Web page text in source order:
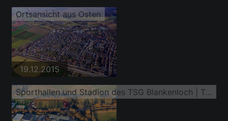
Ortsansicht aus Osten
19.12.2015
Sporthallen und Stadion des TSG Blankenloch | Turn- und Sportgemeinschaft am Schulzentrum Blankenloch, Thomas-Mann-Gymnasium Stutensee, Erich-Kästner-Realschule Stutensee